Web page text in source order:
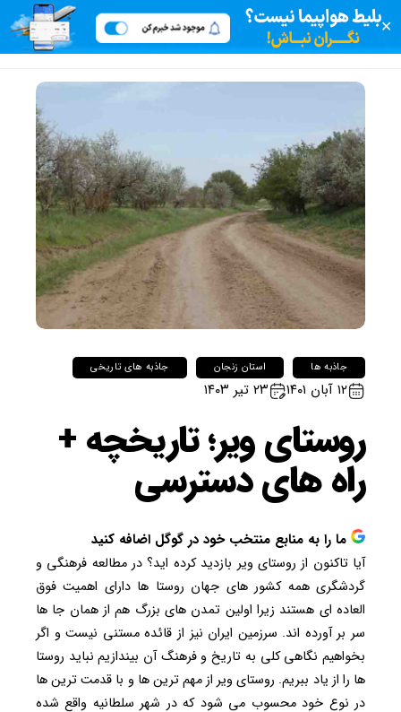
✕
جاذبه ها استان زنجان جاذبه های تاریخی
۱۲ آبان ۱۴۰۱ ۲۳ تیر ۱۴۰۳
روستای ویر؛ تاریخچه +
راه های دسترسی
ما را به منابع منتخب خود در گوگل اضافه کنید
آیا تاکنون از روستای ویر بازدید کرده اید؟ در مطالعه فرهنگی و
گردشگری همه کشور های جهان روستا ها دارای اهمیت فوق
العاده ای هستند زیرا اولین تمدن های بزرگ هم از همان جا ها
سر بر آورده اند. سرزمین ایران نیز از قائده مستنی نیست و اگر
بخواهیم نگاهی کلی به تاریخ و فرهنگ آن بیندازیم نباید روستا
ها را از یاد ببریم. روستای ویر از مهم ترین ها و با قدمت ترین ها
در نوع خود محسوب می شود که در شهر سلطانیه واقع شده